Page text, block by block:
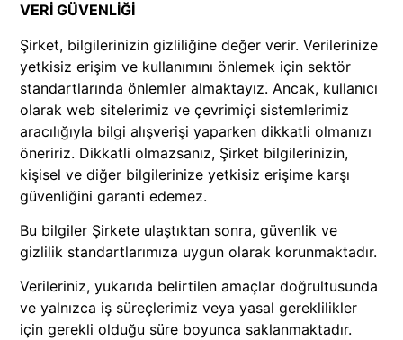
VERİ GÜVENLİĞİ
Şirket, bilgilerinizin gizliliğine değer verir. Verilerinize
yetkisiz erişim ve kullanımını önlemek için sektör
standartlarında önlemler almaktayız. Ancak, kullanıcı
olarak web sitelerimiz ve çevrimiçi sistemlerimiz
aracılığıyla bilgi alışverişi yaparken dikkatli olmanızı
öneririz. Dikkatli olmazsanız, Şirket bilgilerinizin,
kişisel ve diğer bilgilerinize yetkisiz erişime karşı
güvenliğini garanti edemez.
Bu bilgiler Şirkete ulaştıktan sonra, güvenlik ve
gizlilik standartlarımıza uygun olarak korunmaktadır.
Verileriniz, yukarıda belirtilen amaçlar doğrultusunda
ve yalnızca iş süreçlerimiz veya yasal gereklilikler
için gerekli olduğu süre boyunca saklanmaktadır.